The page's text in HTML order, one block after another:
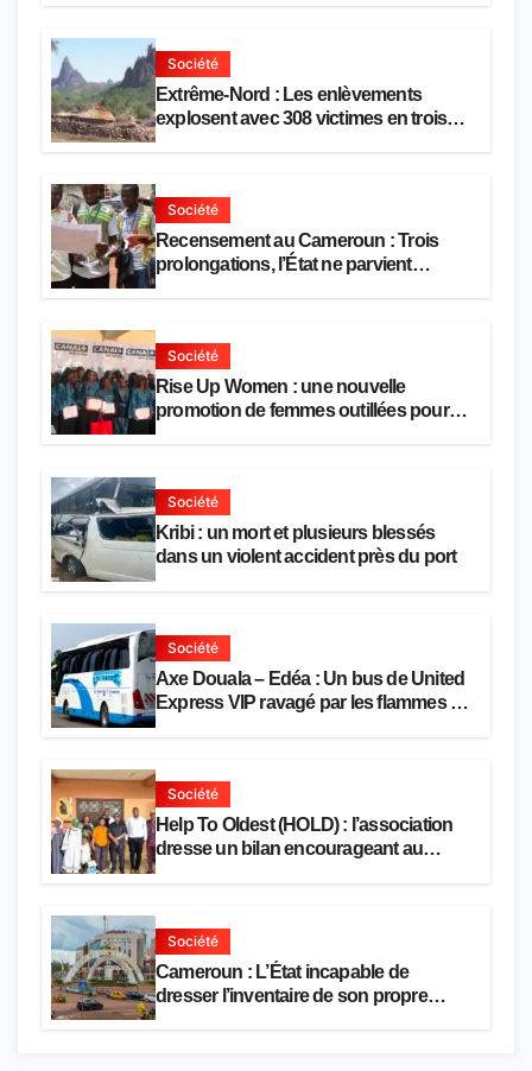
Société
Extrême-Nord : Les enlèvements
explosent avec 308 victimes en trois
Société
Recensement au Cameroun : Trois
prolongations, l’État ne parvient
Société
Rise Up Women : une nouvelle
promotion de femmes outillées pour
Société
Kribi : un mort et plusieurs blessés
dans un violent accident près du port
Société
Axe Douala – Edéa : Un bus de United
Express VIP ravagé par les flammes à
Société
Help To Oldest (HOLD) : l’association
dresse un bilan encourageant au
Société
Cameroun : L’État incapable de
dresser l’inventaire de son propre